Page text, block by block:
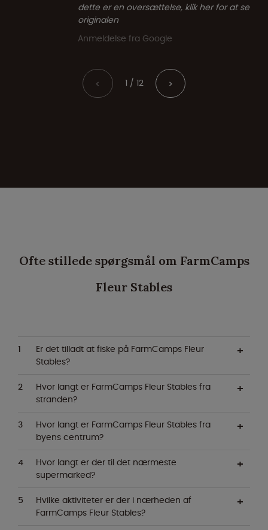
dette er en oversættelse, klik her for at se
originalen
Anmeldelse fra Google
< 1 / 12 >
Ofte stillede spørgsmål om FarmCamps
Fleur Stables
Er det tilladt at fiske på FarmCamps Fleur
Stables?
Hvor langt er FarmCamps Fleur Stables fra
stranden?
Hvor langt er FarmCamps Fleur Stables fra
byens centrum?
Hvor langt er der til det nærmeste
supermarked?
Hvilke aktiviteter er der i nærheden af
FarmCamps Fleur Stables?